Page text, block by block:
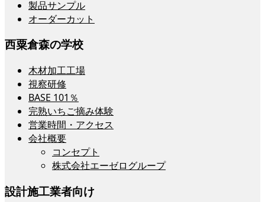
製品サンプル
オーダーカット
西粟倉森の学校
木材加工工場
視察研修
BASE 101％
完熟いちご摘み体験
営業時間・アクセス
会社概要
コンセプト
株式会社エーゼログループ
設計施工業者向け